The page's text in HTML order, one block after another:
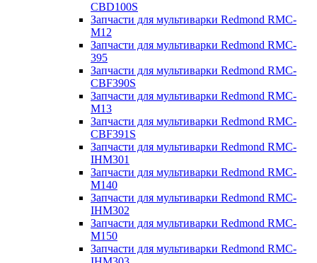
CBD100S
Запчасти для мультиварки Redmond RMC-
M12
Запчасти для мультиварки Redmond RMC-
395
Запчасти для мультиварки Redmond RMC-
CBF390S
Запчасти для мультиварки Redmond RMC-
M13
Запчасти для мультиварки Redmond RMC-
CBF391S
Запчасти для мультиварки Redmond RMC-
IHM301
Запчасти для мультиварки Redmond RMC-
M140
Запчасти для мультиварки Redmond RMC-
IHM302
Запчасти для мультиварки Redmond RMC-
M150
Запчасти для мультиварки Redmond RMC-